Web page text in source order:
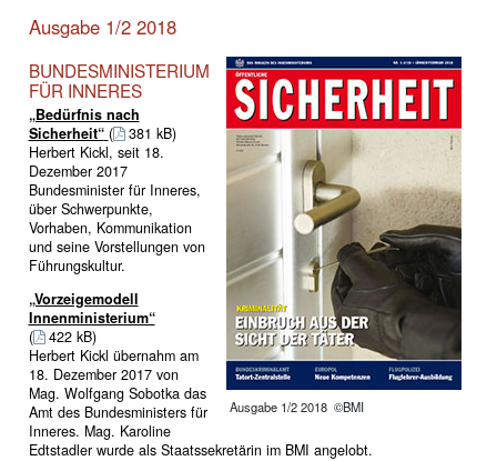
Ausgabe 1/2 2018
Ausgabe 1/2 2018 ©BMI
BUNDESMINISTERIUM
FÜR INNERES
„Bedürfnis nach
Sicherheit“ (
381 kB)
Herbert Kickl, seit 18.
Dezember 2017
Bundesminister für Inneres,
über Schwerpunkte,
Vorhaben, Kommunikation
und seine Vorstellungen von
Führungskultur.
„Vorzeigemodell
Innenministerium“
(
422 kB)
Herbert Kickl übernahm am
18. Dezember 2017 von
Mag. Wolfgang Sobotka das
Amt des Bundesministers für
Inneres. Mag. Karoline
Edtstadler wurde als Staatssekretärin im BMI angelobt.